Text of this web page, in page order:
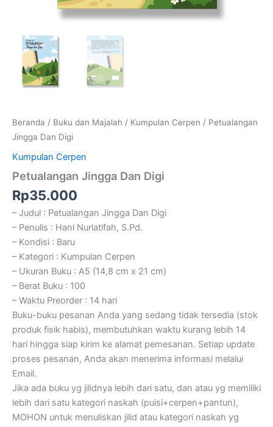
Beranda / Buku dan Majalah / Kumpulan Cerpen / Petualangan
Jingga Dan Digi
Kumpulan Cerpen
Petualangan Jingga Dan Digi
Rp35.000
– Judul : Petualangan Jingga Dan Digi
– Penulis : Hani Nurlatifah, S.Pd.
– Kondisi : Baru
– Kategori : Kumpulan Cerpen
– Ukuran Buku : A5 (14,8 cm x 21 cm)
– Berat Buku : 100
– Waktu Preorder : 14 hari
Buku-buku pesanan Anda yang sedang tidak tersedia (stok
produk fisik habis), membutuhkan waktu kurang lebih 14
hari hingga siap kirim ke alamat pemesanan. Setiap update
proses pesanan, Anda akan menerima informasi melalui
Email.
Jika ada buku yg jilidnya lebih dari satu, dan atau yg memiliki
lebih dari satu kategori naskah (puisi+cerpen+pantun),
MOHON untuk menuliskan jilid atau kategori naskah yg